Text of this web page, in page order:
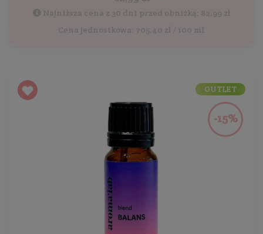
Najniższa cena z 30 dni przed obniżką: 82,99 zł
Cena jednostkowa: 705,40 zł / 100 ml
OUTLET
-15%